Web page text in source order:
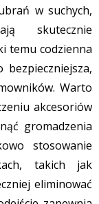
w suchych,
skutecznie
temu codzienna
Warto
akcesoriów
gromadzenia
stosowanie
takich jak
eliminować